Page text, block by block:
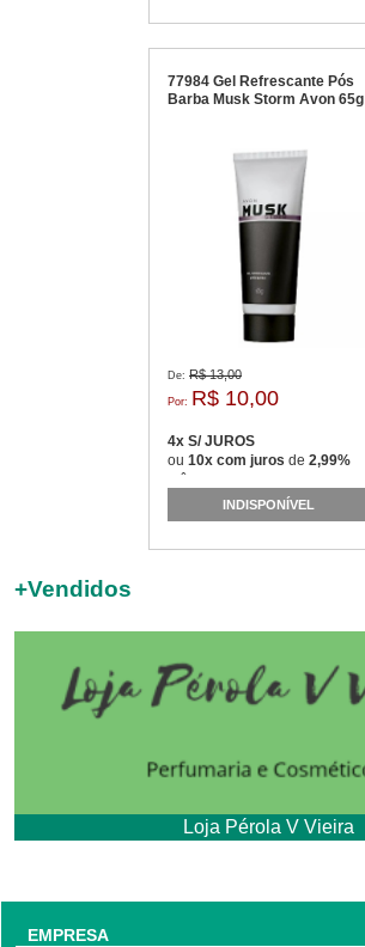
77984 Gel Refrescante Pós
Barba Musk Storm Avon 65g
De: R$ 13,00
Por: R$ 10,00
4x S/ JUROS
ou 10x com juros de 2,99%
mês
INDISPONÍVEL
+Vendidos
Loja Pérola V Vieira
EMPRESA